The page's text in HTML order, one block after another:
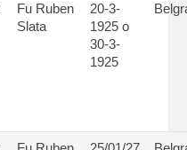
Fu Ruben
Slata
20-3-
1925 o
30-3-
1925